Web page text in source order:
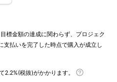
標金額の達成に関わらず、プロジェク
支払いを完了した時点で購入が成立し
2.2%(税抜)がかかります。